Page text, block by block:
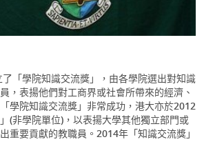
「學院知識交流獎」，由各學院選出對知識
，表揚他們對工商界或社會所帶來的經濟、
學院知識交流獎」非常成功，港大亦於2012
(非學院單位)，以表揚大學其他獨立部門或
重要貢獻的教職員。2014年「知識交流獎」